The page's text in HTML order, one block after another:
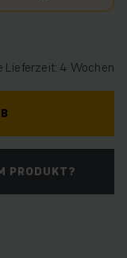
Lieferzeit: 4 Wochen
PRODUKT?